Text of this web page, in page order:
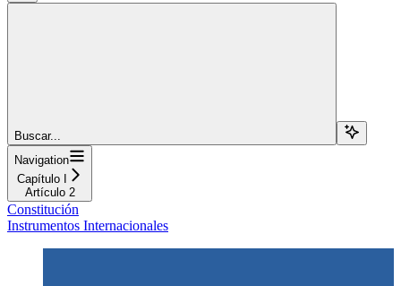
Buscar...
Navigation
Capítulo I
Artículo 2
Constitución
Instrumentos Internacionales